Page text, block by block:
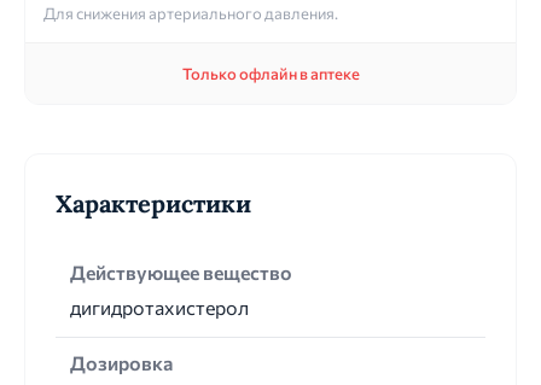
Для снижения артериального давления.
Только офлайн в аптеке
Характеристики
Действующее вещество
дигидротахистерол
Дозировка